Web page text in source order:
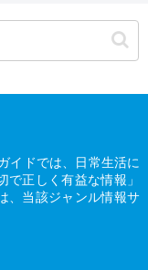
イドでは、日常生活に
正しく有益な情報」
、当該ジャンル情報サ